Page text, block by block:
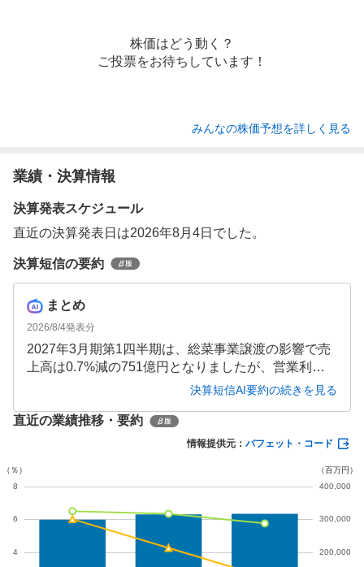
株価はどう動く？
ご投票をお待ちしています！
みんなの株価予想を詳しく見る
業績・決算情報
決算発表スケジュール
直近の決算発表日は2026年8月4日でした。
決算短信の要約
まとめ
2026/8/4発表分
2027年3月期第1四半期は、総菜事業譲渡の影響で売
上高は0.7%減の751億円となりましたが、営業利益
は17.1%増の40億円と改善しました。投資有価証券
大幅増益を達成。通期では原材料コスト上昇を受け
営業利益予想が下方修正されています。
決算短信AI要約の続きを見る
直近の業績推移・要約
情報提供元： バフェット・コード